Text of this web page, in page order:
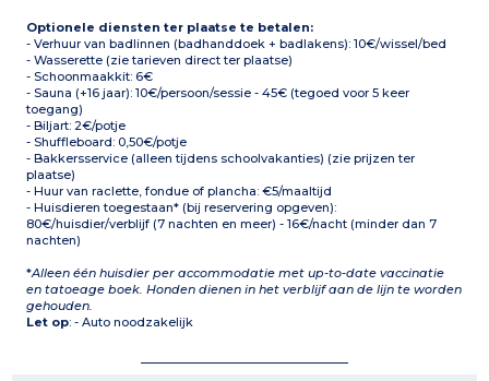
Optionele diensten ter plaatse te betalen:
- Verhuur van badlinnen (badhanddoek + badlakens): 10€/wissel/bed
- Wasserette (zie tarieven direct ter plaatse)
- Schoonmaakkit: 6€
- Sauna (+16 jaar): 10€/persoon/sessie - 45€ (tegoed voor 5 keer
toegang)
- Biljart: 2€/potje
- Shuffleboard: 0,50€/potje
- Bakkersservice (alleen tijdens schoolvakanties) (zie prijzen ter
plaatse)
- Huur van raclette, fondue of plancha: €5/maaltijd
- Huisdieren toegestaan* (bij reservering opgeven):
80€/huisdier/verblijf (7 nachten en meer) - 16€/nacht (minder dan 7
nachten)
*Alleen één huisdier per accommodatie met up-to-date vaccinatie
en tatoeage boek. Honden dienen in het verblijf aan de lijn te worden
gehouden.
Let op: - Auto noodzakelijk